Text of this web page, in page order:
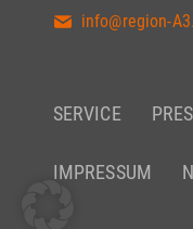
info@region-
SERVICE
IMPRESSUM